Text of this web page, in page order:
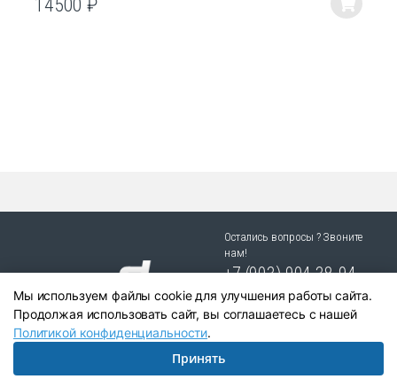
14500₽
Этот
товара.
Остались вопросы ? Звоните
нам!
+7 (903) 904 38-94
г. Новосибирск, ул. Степная
25/1 к.1
Мы используем файлы cookie для улучшения работы сайта.
Продолжая использовать сайт, вы соглашаетесь с нашей
Политикой конфиденциальности.
Принять
Написать в Telegram:+79039043894